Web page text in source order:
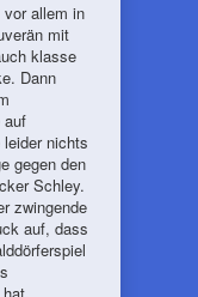
vor allem in
mit
klasse
Dann
auf
nichts
gegen den
Schley.
zwingende
auf, dass